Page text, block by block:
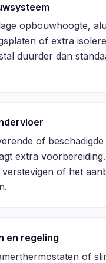
opbouwhoogte,
of extra
duurder dan
of beschadigde
extra
of het
en regeling
of